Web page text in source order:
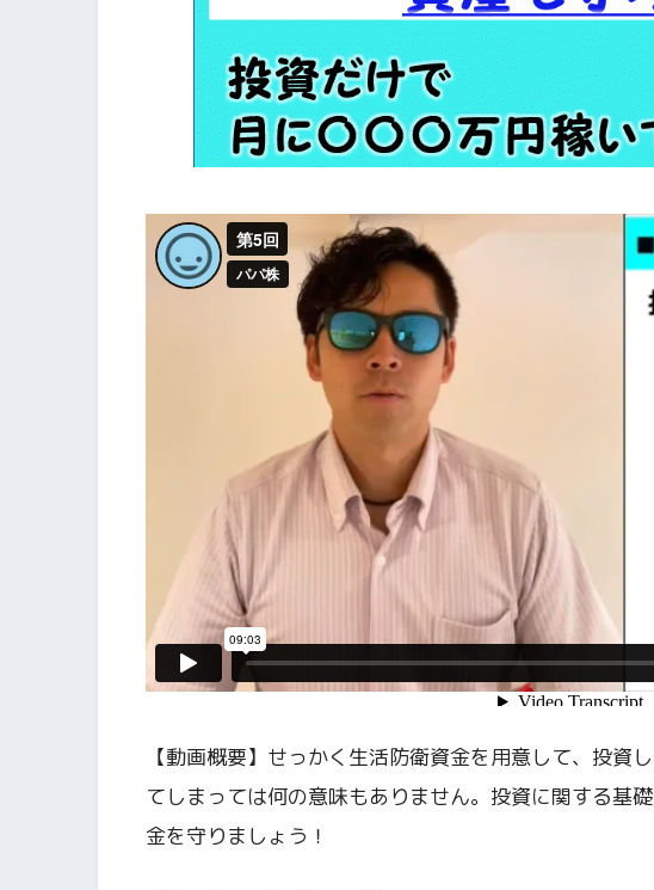
【動画概要】せっかく生活防衛資金を用意して、投資
てしまっては何の意味もありません。投資に関する基
金を守りましょう！